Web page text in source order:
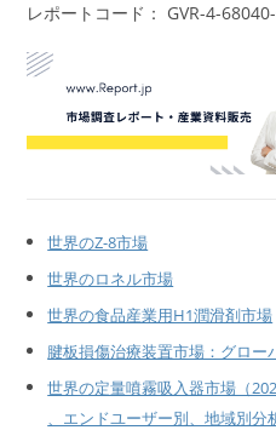
レポートコード： GVR-4-
世界のZ-8市場
世界のロネル市場
世界の食品産業用H1潤滑剤市場
腱板損傷治療装置市場：グロー
世界の定量噴霧吸入器市場（
、エンドユーザー別、地域別分